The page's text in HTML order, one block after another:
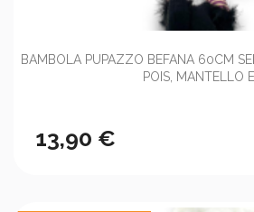
BAMBOLA PUPAZZO BEFANA 60CM
POIS, MANTELLO
13,90 €